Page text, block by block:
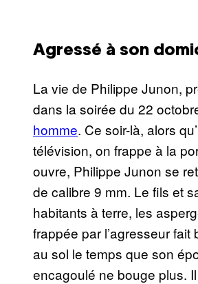
Agressé à son
La vie de Philippe Junon,
dans la soirée du 22
homme. Ce soir-là, alors
télévision, on frappe à la
ouvre, Philippe Junon se
de calibre 9 mm. Le fils et
habitants à terre, les
frappée par l’agresseur
au sol le temps que son
encagoulé ne bouge plus.